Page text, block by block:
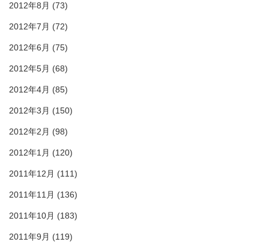
2012年8月 (73)
2012年7月 (72)
2012年6月 (75)
2012年5月 (68)
2012年4月 (85)
2012年3月 (150)
2012年2月 (98)
2012年1月 (120)
2011年12月 (111)
2011年11月 (136)
2011年10月 (183)
2011年9月 (119)